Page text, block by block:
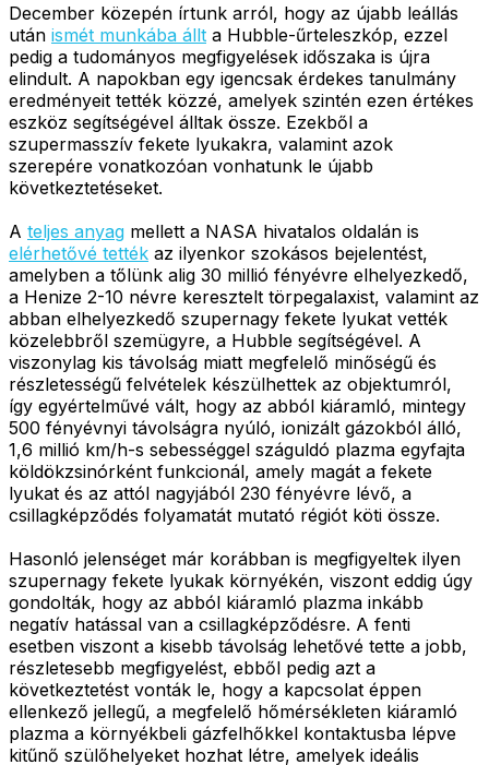
December közepén írtunk arról, hogy az újabb leállás
után ismét munkába állt a Hubble-űrteleszkóp, ezzel
pedig a tudományos megfigyelések időszaka is újra
elindult. A napokban egy igencsak érdekes tanulmány
eredményeit tették közzé, amelyek szintén ezen értékes
eszköz segítségével álltak össze. Ezekből a
szupermasszív fekete lyukakra, valamint azok
szerepére vonatkozóan vonhatunk le újabb
következtetéseket.
A teljes anyag mellett a NASA hivatalos oldalán is
elérhetővé tették az ilyenkor szokásos bejelentést,
amelyben a tőlünk alig 30 millió fényévre elhelyezkedő,
a Henize 2-10 névre keresztelt törpegalaxist, valamint az
abban elhelyezkedő szupernagy fekete lyukat vették
közelebbről szemügyre, a Hubble segítségével. A
viszonylag kis távolság miatt megfelelő minőségű és
részletességű felvételek készülhettek az objektumról,
így egyértelművé vált, hogy az abból kiáramló, mintegy
500 fényévnyi távolságra nyúló, ionizált gázokból álló,
1,6 millió km/h-s sebességgel száguldó plazma egyfajta
köldökzsinórként funkcionál, amely magát a fekete
lyukat és az attól nagyjából 230 fényévre lévő, a
csillagképződés folyamatát mutató régiót köti össze.
Hasonló jelenséget már korábban is megfigyeltek ilyen
szupernagy fekete lyukak környékén, viszont eddig úgy
gondolták, hogy az abból kiáramló plazma inkább
negatív hatással van a csillagképződésre. A fenti
esetben viszont a kisebb távolság lehetővé tette a jobb,
részletesebb megfigyelést, ebből pedig azt a
következtetést vonták le, hogy a kapcsolat éppen
ellenkező jellegű, a megfelelő hőmérsékleten kiáramló
plazma a környékbeli gázfelhőkkel kontaktusba lépve
kitűnő szülőhelyeket hozhat létre, amelyek ideális